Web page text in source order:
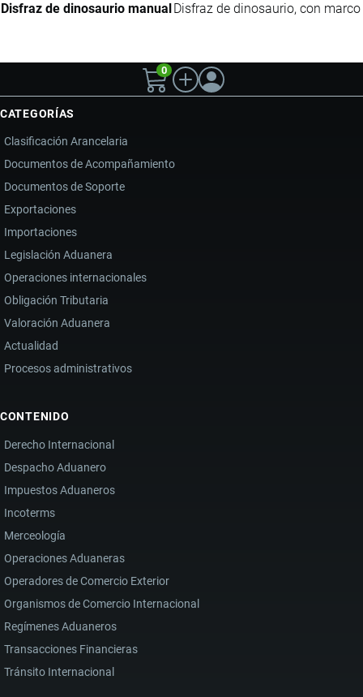
Disfraz de dinosaurio manual Disfraz de dinosaurio, con
0
CATEGORÍAS
Clasificación Arancelaria
Documentos de Acompañamiento
Documentos de Soporte
Exportaciones
Importaciones
Legislación Aduanera
Operaciones internacionales
Obligación Tributaria
Valoración Aduanera
Actualidad
Procesos administrativos
CONTENIDO
Derecho Internacional
Despacho Aduanero
Impuestos Aduaneros
Incoterms
Merceología
Operaciones Aduaneras
Operadores de Comercio Exterior
Organismos de Comercio Internacional
Regímenes Aduaneros
Transacciones Financieras
Tránsito Internacional